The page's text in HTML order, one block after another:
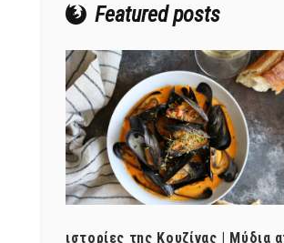
Featured posts
ιστορίες της Κουζίνας | Μύδια